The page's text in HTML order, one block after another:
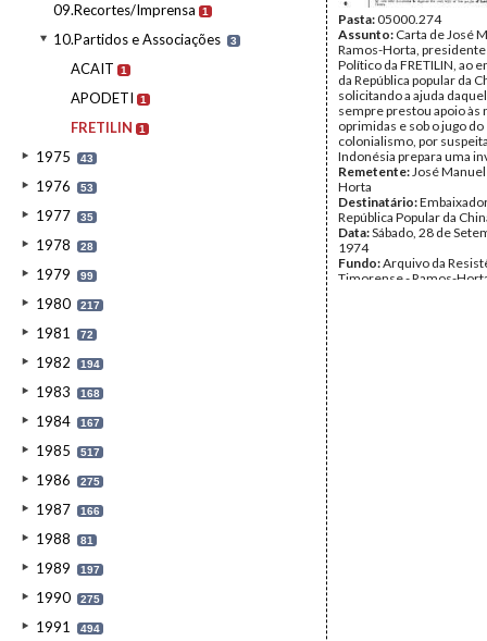
09.Recortes/Imprensa 1
10.Partidos e Associações 3
ACAIT 1
APODETI 1
FRETILIN 1
1975 43
1976 53
1977 35
1978 28
1979 99
1980 217
1981 72
1982 194
1983 168
1984 167
1985 517
1986 275
1987 166
1988 81
1989 197
1990 275
1991 494
Pasta:05000.274
Assunto: Carta de José
Ramos-Horta,
Político da FRETILIN, ao
da República popular da
solicitando a ajuda
sempre prestou apoio às
oprimidas e sob o jugo do
colonialismo, por
Indonésia prepara uma
Remetente:José
Horta
Destinatário:
República Popular da
Data:Sábado, 28 de
1974
Fundo:Arquivo da
Timorense - Ramos-